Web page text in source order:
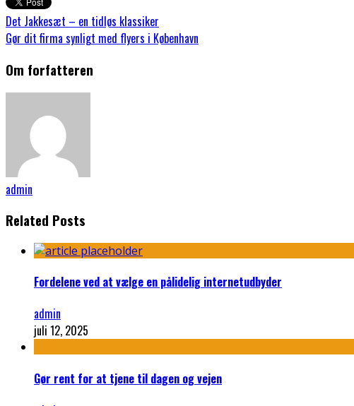
Det Jakkesæt – en tidløs klassiker
Gør dit firma synligt med flyers i København
Om forfatteren
admin
Related Posts
Fordelene ved at vælge en pålidelig internetudbyder
admin
juli 12, 2025
Gør rent for at tjene til dagen og vejen